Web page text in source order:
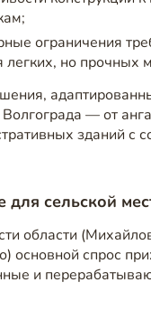
ограничения
легких, но прочных
Волгограда — от
зданий с
для сельской
области
основной спрос
и